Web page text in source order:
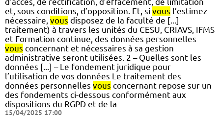
et, sous conditions, d’opposition. Et, si vous l’estimez
nécessaire, vous disposez de la faculté de [...]
traitement) à travers les unités du CESU, CRIAVS, IFMS
et Formation continue, des données personnelles
vous concernant et nécessaires à sa gestion
administrative seront utilisées. 2 – Quelles sont les
données [...] – Le fondement juridique pour
l’utilisation de vos données Le traitement des
données personnelles vous concernant repose sur un
des fondements ci-dessous conformément aux
dispositions du RGPD et de la
15/04/2025 17:00